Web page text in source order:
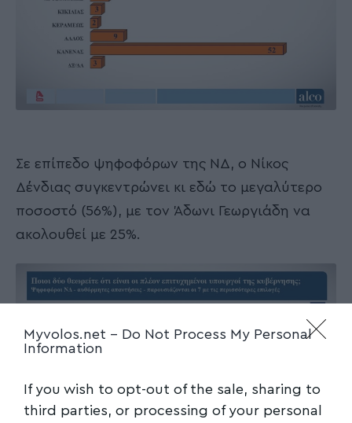
Myvolos.net - Do Not Process My Personal
Information
If you wish to opt-out of the sale, sharing to
third parties, or processing of your personal
Σε επίπεδο ψηφοφόρων της ΝΔ, ο Νίκος
Δένδιας συγκεντρώνει κι εδώ το μεγαλύτερο
ποσοστό (56%), με τον Άδωνι Γεωργιάδη να
ακολουθεί με 25%.